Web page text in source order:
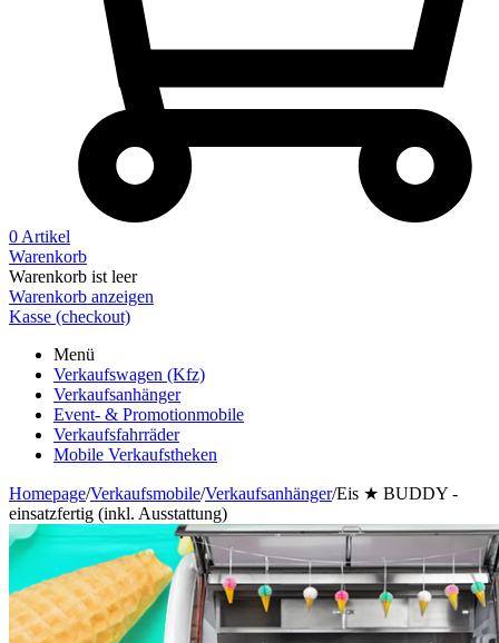
0 Artikel
Warenkorb
Warenkorb ist leer
Warenkorb anzeigen
Kasse (checkout)
Menü
Verkaufswagen (Kfz)
Verkaufsanhänger
Event- & Promotionmobile
Verkaufsfahrräder
Mobile Verkaufstheken
Homepage/Verkaufsmobile/Verkaufsanhänger/Eis ★ BUDDY -
einsatzfertig (inkl. Ausstattung)